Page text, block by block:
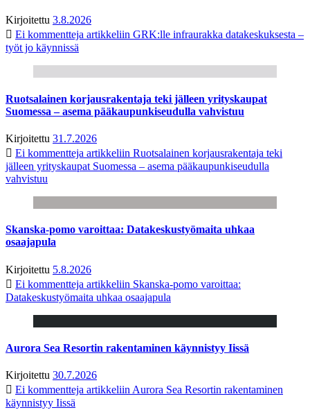
Kirjoitettu 3.8.2026
Ei kommentteja artikkeliin GRK:lle infraurakka datakeskuksesta –
työt jo käynnissä
Ruotsalainen korjausrakentaja teki jälleen yrityskaupat
Suomessa – asema pääkaupunkiseudulla vahvistuu
Kirjoitettu 31.7.2026
Ei kommentteja artikkeliin Ruotsalainen korjausrakentaja teki
jälleen yrityskaupat Suomessa – asema pääkaupunkiseudulla
vahvistuu
Skanska-pomo varoittaa: Datakeskustyömaita uhkaa
osaajapula
Kirjoitettu 5.8.2026
Ei kommentteja artikkeliin Skanska-pomo varoittaa:
Datakeskustyömaita uhkaa osaajapula
Aurora Sea Resortin rakentaminen käynnistyy Iissä
Kirjoitettu 30.7.2026
Ei kommentteja artikkeliin Aurora Sea Resortin rakentaminen
käynnistyy Iissä